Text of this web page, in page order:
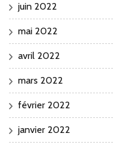
juin 2022
mai 2022
avril 2022
mars 2022
février 2022
janvier 2022